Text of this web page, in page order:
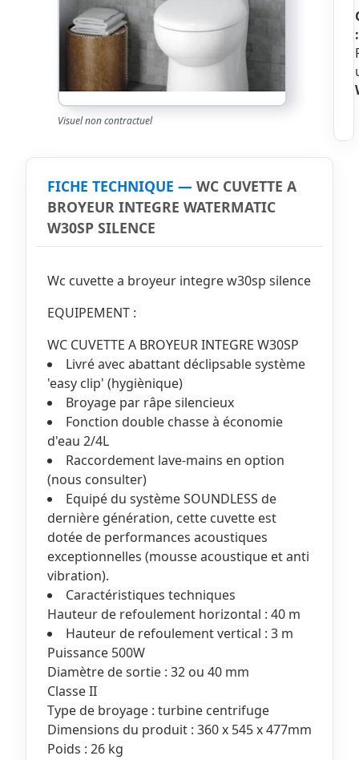
Visuel non contractuel
:
FICHE TECHNIQUE — WC CUVETTE A
BROYEUR INTEGRE WATERMATIC
W30SP SILENCE
Wc cuvette a broyeur integre w30sp silence
EQUIPEMENT :
WC CUVETTE A BROYEUR INTEGRE W30SP
Livré avec abattant déclipsable système
'easy clip' (hygiènique)
Broyage par râpe silencieux
Fonction double chasse à économie
d'eau 2/4L
Raccordement lave-mains en option
(nous consulter)
Equipé du système SOUNDLESS de
dernière génération, cette cuvette est
dotée de performances acoustiques
exceptionnelles (mousse acoustique et anti
vibration).
Caractéristiques techniques
Hauteur de refoulement horizontal : 40 m
Hauteur de refoulement vertical : 3 m
Puissance 500W
Diamètre de sortie : 32 ou 40 mm
Classe II
Type de broyage : turbine centrifuge
Dimensions du produit : 360 x 545 x 477mm
Poids : 26 kg